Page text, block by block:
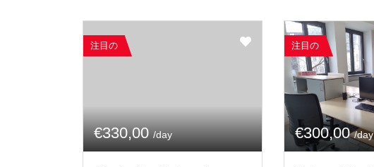
注目の
€330,00/day
注目の
€300,00/day